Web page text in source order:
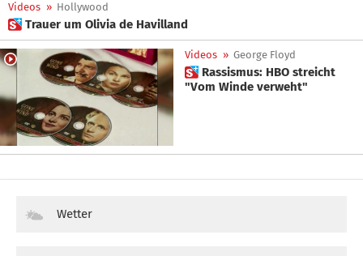
Videos » Hollywood
 Trauer um Olivia de Havilland
Videos » George Floyd
 Rassismus: HBO streicht
"Vom Winde verweht"
Wetter